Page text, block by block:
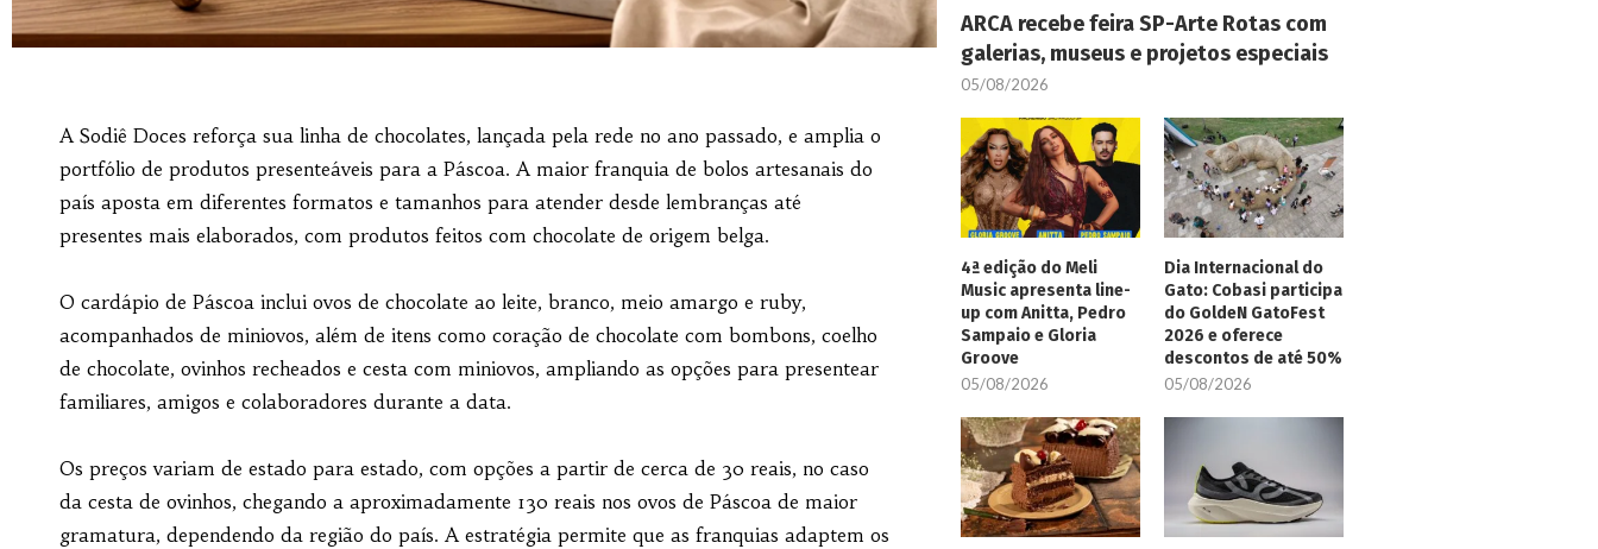
A Sodiê Doces reforça sua linha de chocolates, lançada pela rede no ano passado, e amplia o
portfólio de produtos presenteáveis para a Páscoa. A maior franquia de bolos artesanais do
país aposta em diferentes formatos e tamanhos para atender desde lembranças até
presentes mais elaborados, com produtos feitos com chocolate de origem belga.
O cardápio de Páscoa inclui ovos de chocolate ao leite, branco, meio amargo e ruby,
acompanhados de miniovos, além de itens como coração de chocolate com bombons, coelho
de chocolate, ovinhos recheados e cesta com miniovos, ampliando as opções para presentear
familiares, amigos e colaboradores durante a data.
Os preços variam de estado para estado, com opções a partir de cerca de 30 reais, no caso
da cesta de ovinhos, chegando a aproximadamente 130 reais nos ovos de Páscoa de maior
gramatura, dependendo da região do país. A estratégia permite que as franquias adaptem os
ARCA recebe feira SP-Arte Rotas com
galerias, museus e projetos especiais
05/08/2026
4ª edição do Meli
Music apresenta line-
up com Anitta, Pedro
Sampaio e Gloria
Groove
05/08/2026
Dia Internacional do
Gato: Cobasi participa
do GoldeN GatoFest
2026 e oferece
descontos de até 50%
05/08/2026